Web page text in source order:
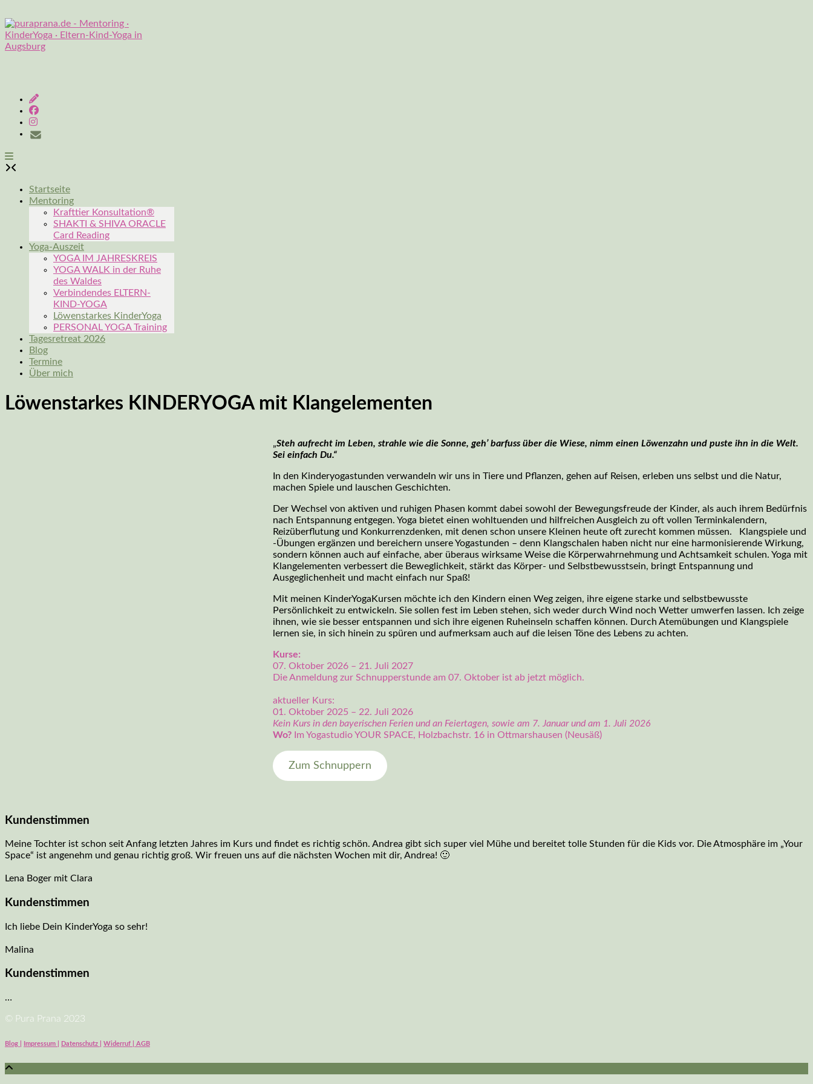
to
content
Startseite
Mentoring
Krafttier Konsultation®
SHAKTI & SHIVA ORACLE
Card Reading
Yoga-Auszeit
YOGA IM JAHRESKREIS
YOGA WALK in der Ruhe
des Waldes
Verbindendes ELTERN-
KIND-YOGA
Löwenstarkes KinderYoga
PERSONAL YOGA Training
Tagesretreat 2026
Blog
Termine
Über mich
Löwenstarkes KINDERYOGA mit Klangelementen
„Steh aufrecht im Leben, strahle wie die Sonne, geh’ barfuss über die Wiese, nimm einen Löwenzahn und puste ihn in die Welt.
Sei einfach Du.“
In den Kinderyoga­stunden verwandeln wir uns in Tiere und Pflanzen, gehen auf Reisen, erleben uns selbst und die Natur,
machen Spiele und lauschen Geschichten.
Der Wechsel von aktiven und ruhigen Phasen kommt dabei sowohl der Bewegungsfreude der Kinder, als auch ihrem Bedürfnis
nach Entspannung entgegen. Yoga bietet einen wohltuenden und hilfreichen Ausgleich zu oft vollen Terminkalendern,
Reizüberflutung und Konkurrenzdenken, mit denen schon unsere Kleinen heute oft zurecht kommen müssen. Klangspiele und
-Übungen ergänzen und bereichern unsere Yogastunden – denn Klangschalen haben nicht nur eine harmonisierende Wirkung,
sondern können auch auf einfache, aber überaus wirksame Weise die Körperwahrnehmung und Achtsamkeit schulen. Yoga mit
Klangelementen verbessert die Beweglichkeit, stärkt das Körper- und Selbstbewusstsein, bringt Entspannung und
Ausgeglichenheit und macht einfach nur Spaß!
Mit meinen KinderYogaKursen möchte ich den Kindern einen Weg zeigen, ihre eigene starke und selbstbewusste
Persönlichkeit zu entwickeln. Sie sollen fest im Leben stehen, sich weder durch Wind noch Wetter umwerfen lassen. Ich zeige
ihnen, wie sie besser entspannen und sich ihre eigenen Ruheinseln schaffen können. Durch Atemübungen und Klangspiele
lernen sie, in sich hinein zu spüren und aufmerksam auch auf die leisen Töne des Lebens zu achten.
Kurse:
07. Oktober 2026 – 21. Juli 2027
Die Anmeldung zur Schnupperstunde am 07. Oktober ist ab jetzt möglich.
aktueller Kurs:
01. Oktober 2025 – 22. Juli 2026
Kein Kurs in den bayerischen Ferien und an Feiertagen, sowie am 7. Januar und am 1. Juli 2026
Wo?Im Yogastudio YOUR SPACE, Holzbachstr. 16 in Ottmarshausen (Neusäß)
Zum Schnuppern
Kundenstimmen
Meine Tochter ist schon seit Anfang letzten Jahres im Kurs und findet es richtig schön. Andrea gibt sich super viel Mühe und bereitet tolle Stunden für die Kids vor. Die Atmosphäre im „Your
Space“ ist angenehm und genau richtig groß. Wir freuen uns auf die nächsten Wochen mit dir, Andrea! 🙂
Lena Boger mit Clara
Kundenstimmen
Ich liebe Dein KinderYoga so sehr!
Malina
Kundenstimmen
…
© Pura Prana 2023
Blog | Impressum | Datenschutz | Widerruf | AGB